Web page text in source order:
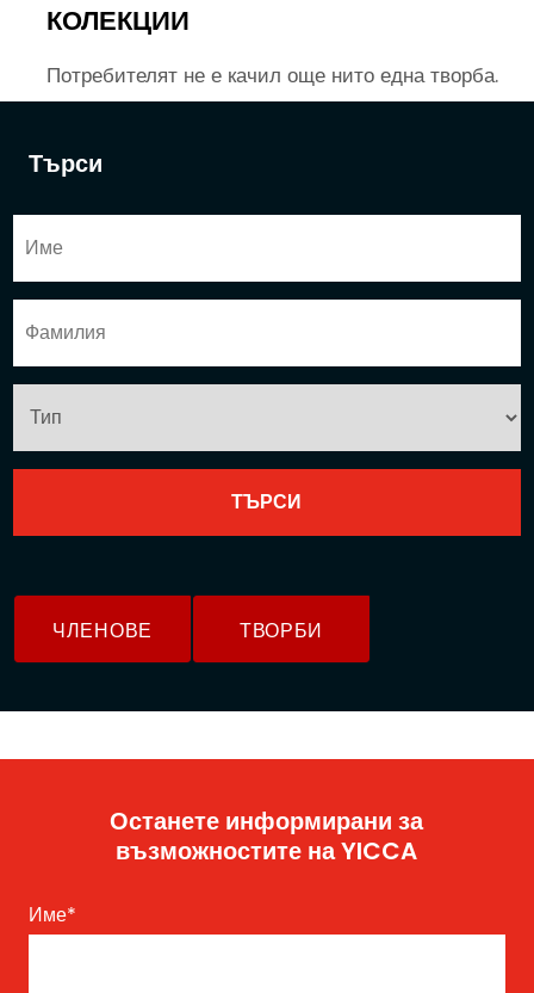
Търси
ЧЛЕНОВЕ ТВОРБИ
КОЛЕКЦИИ
Потребителят не е качил още нито една творба.
Останете информирани за
възможностите на YICCA
Име*